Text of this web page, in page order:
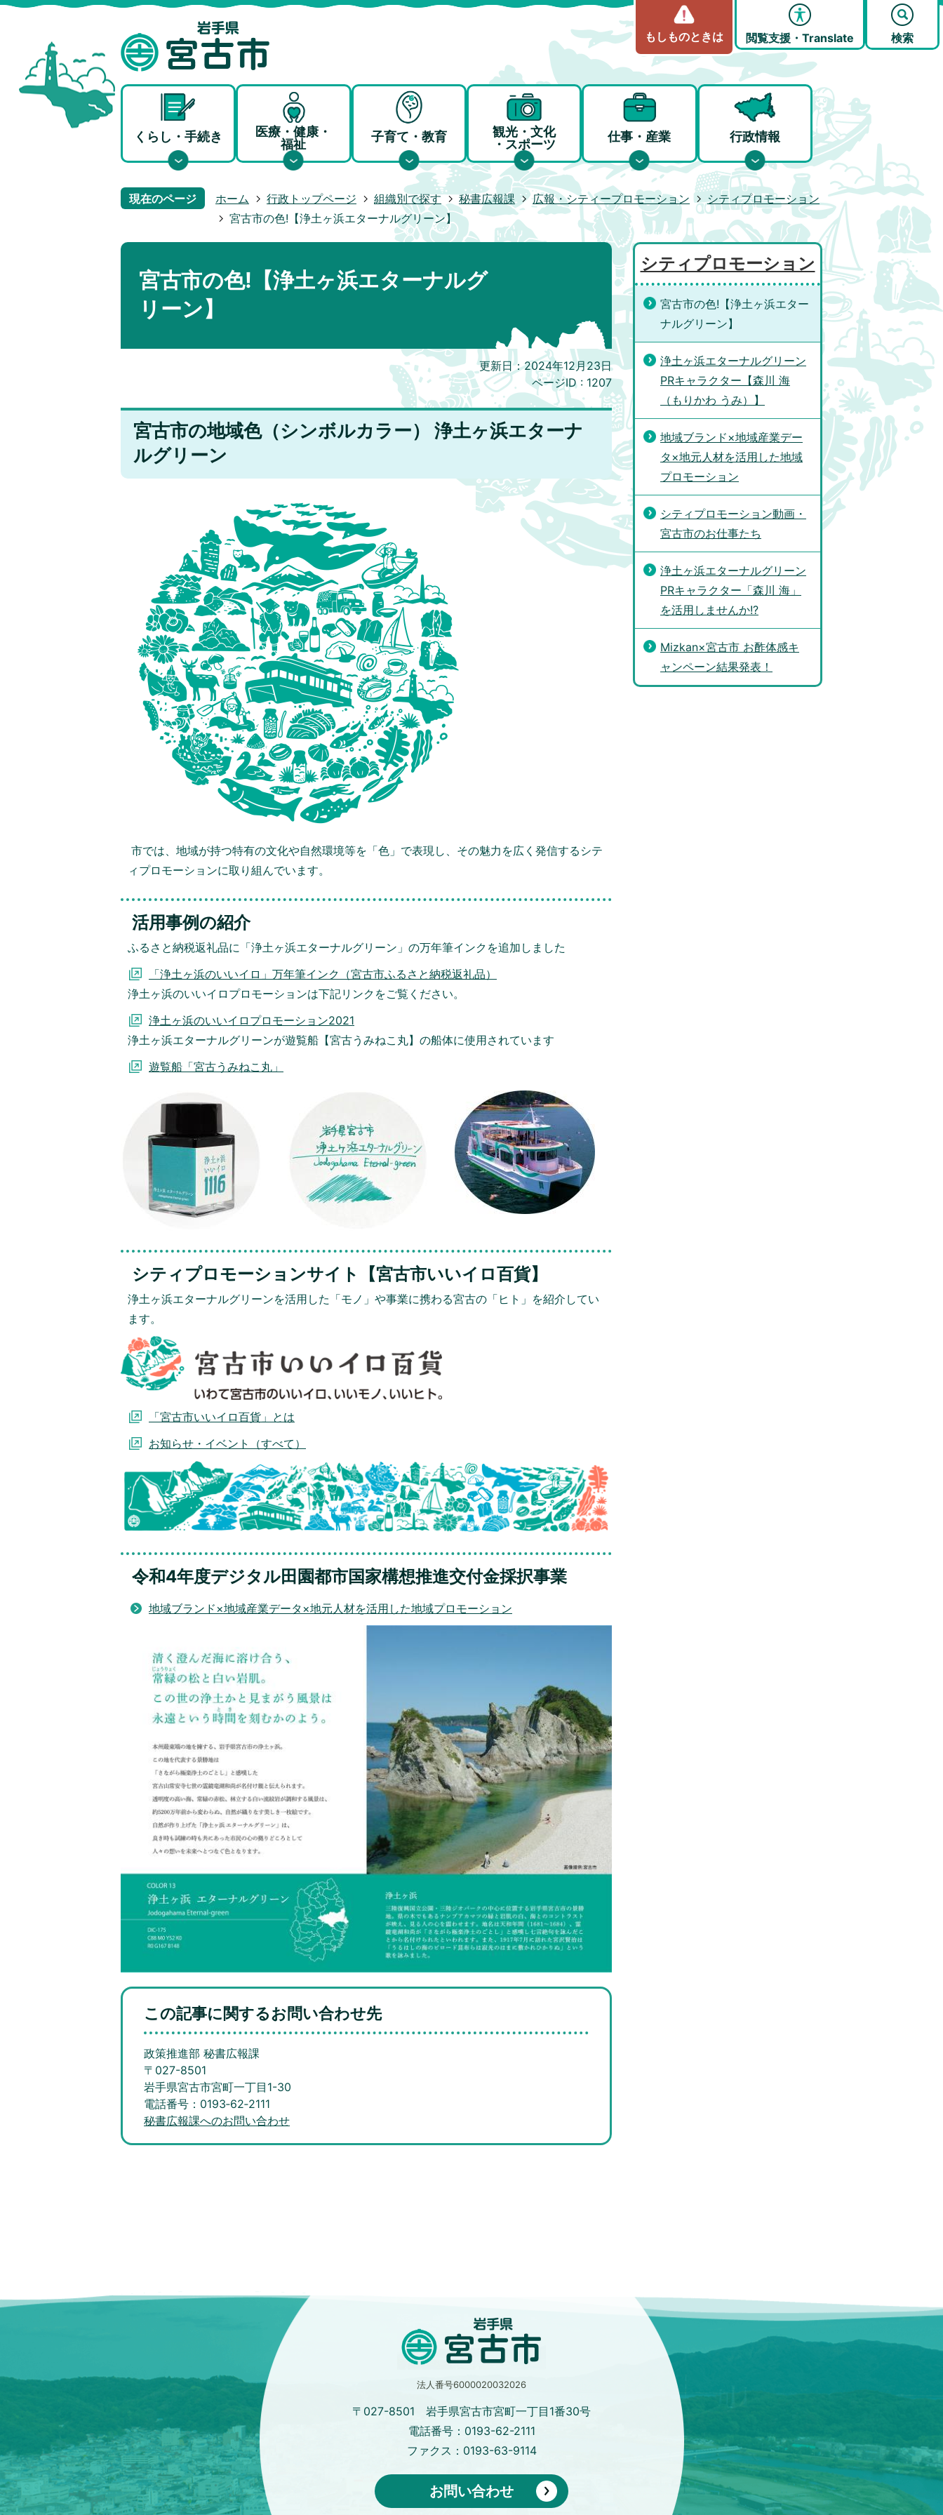
もしものときは 閲覧支援・Translate 検索
くらし・手続き
医療・健康・
福祉
子育て・教育
観光・文化
・スポーツ
仕事・産業 行政情報
現在のページ ホーム 行政トップページ 組織別で探す 秘書広報課 広報・シティープロモーション
シティプロモーション
宮古市の色!【浄土ヶ浜エターナルグリーン】
宮古市の色!【浄土ヶ浜エターナルグ
リーン】
更新日：2024年12月23日
ページID : 1207
宮古市の地域色（シンボルカラー） 浄土ヶ浜エターナ
ルグリーン
市では、地域が持つ特有の文化や自然環境等を「色」で表現し、その魅力を広く発信するシテ
ィプロモーションに取り組んでいます。
活用事例の紹介
ふるさと納税返礼品に「浄土ヶ浜エターナルグリーン」の万年筆インクを追加しました
「浄土ヶ浜のいいイロ」万年筆インク（宮古市ふるさと納税返礼品）
浄土ヶ浜のいいイロプロモーションは下記リンクをご覧ください。
浄土ヶ浜のいいイロプロモーション2021
浄土ヶ浜エターナルグリーンが遊覧船【宮古うみねこ丸】の船体に使用されています
遊覧船「宮古うみねこ丸」
シティプロモーションサイト【宮古市いいイロ百貨】
浄土ヶ浜エターナルグリーンを活用した「モノ」や事業に携わる宮古の「ヒト」を紹介してい
ます。
「宮古市いいイロ百貨」とは
お知らせ・イベント（すべて）
令和4年度デジタル田園都市国家構想推進交付金採択事業
地域ブランド×地域産業データ×地元人材を活用した地域プロモーション
この記事に関するお問い合わせ先
政策推進部 秘書広報課
〒027-8501
岩手県宮古市宮町一丁目1-30
電話番号：0193‐62‐2111
秘書広報課へのお問い合わせ
シティプロモーション
宮古市の色!【浄土ヶ浜エター
ナルグリーン】
浄土ヶ浜エターナルグリーン
PRキャラクター【森川 海
（もりかわ うみ）】
地域ブランド×地域産業デー
タ×地元人材を活用した地域
プロモーション
シティプロモーション動画・
宮古市のお仕事たち
浄土ヶ浜エターナルグリーン
PRキャラクター「森川 海」
を活用しませんか!?
Mizkan×宮古市 お酢体感キ
ャンペーン結果発表！
法人番号6000020032026
〒027-8501 岩手県宮古市宮町一丁目1番30号
電話番号：0193-62-2111
ファクス：0193-63-9114
お問い合わせ